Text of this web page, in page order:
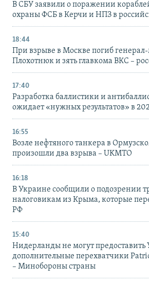
В СБУ заявили о поражении
охраны ФСБ в Керчи и НПЗ в
18:44
При взрыве в Москве погиб
Плохотнюк и зять главкома ВКС –
17:40
Разработка баллистики и
ожидает «нужных результатов» в
16:55
Возле нефтяного танкера в
произошли два взрыва – UKMTO
16:18
В Украине сообщили о подозрении
налоговикам из Крыма, которые
РФ
15:40
Нидерланды не могут предоставить
дополнительные перехватчики
– Минобороны страны